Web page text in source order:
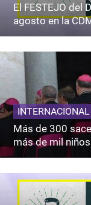
El FESTEJO del
agosto en la
INTERNACIONAL
Más de 300
más de mil